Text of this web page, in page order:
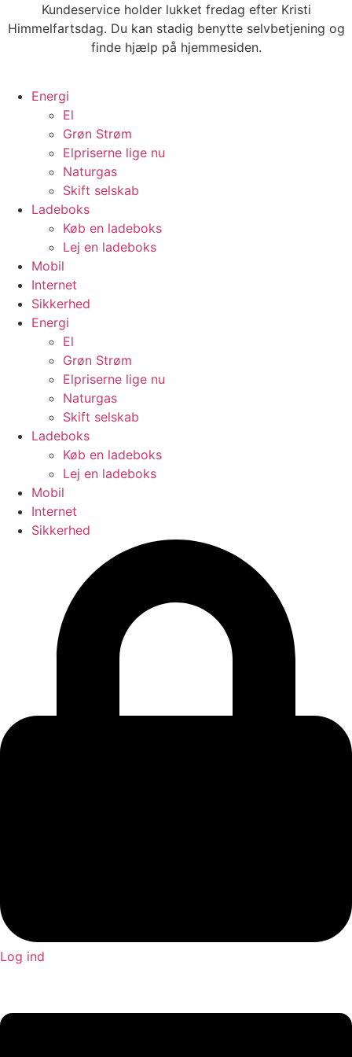
til
Kundeservice holder lukket fredag efter Kristi
Himmelfartsdag. Du kan stadig benytte selvbetjening og
finde hjælp på hjemmesiden.
Energi
El
Grøn Strøm
Elpriserne lige nu
Naturgas
Skift selskab
Ladeboks
Køb en ladeboks
Lej en ladeboks
Mobil
Internet
Sikkerhed
Energi
El
Grøn Strøm
Elpriserne lige nu
Naturgas
Skift selskab
Ladeboks
Køb en ladeboks
Lej en ladeboks
Mobil
Internet
Sikkerhed
Log ind